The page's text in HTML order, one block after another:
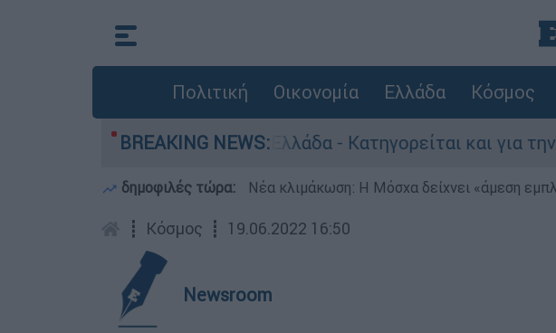
Πολιτική Οικονομία Ελλάδα Κόσμος
BREAKING NEWS:
στην Ελλάδα - Κατηγορείται και για την
δημοφιλές τώρα: Νέα κλιμάκωση: Η Μόσχα δείχνει «άμεση
┋ Κόσμος ┋ 19.06.2022 16:50
Newsroom